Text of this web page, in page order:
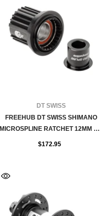
FOURNISSEUR:DT SWISS
FREEHUB DT SWISS SHIMANO
MICROSPLINE RATCHET 12MM DS
CAP
$172.95